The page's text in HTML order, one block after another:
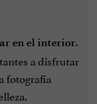
en el interior.
a disfrutar
fotografía